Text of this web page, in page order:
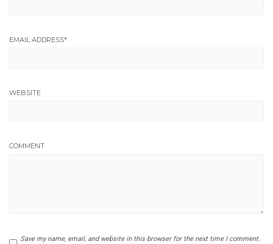
EMAIL ADDRESS*
WEBSITE
COMMENT
Save my name, email, and website in this browser for the next time I comment.